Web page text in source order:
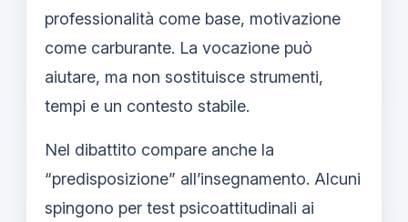
professionalità come base, motivazione
come carburante. La vocazione può
aiutare, ma non sostituisce strumenti,
tempi e un contesto stabile.
Nel dibattito compare anche la
“predisposizione” all’insegnamento. Alcuni
spingono per test psicoattitudinali ai